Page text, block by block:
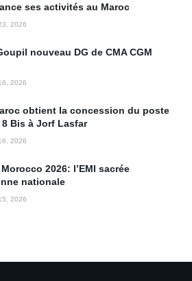
ses activités au Maroc
2026
nouveau DG de CMA CGM
2026
obtient la concession du poste
Bis à Jorf Lasfar
2026
2026: l’EMI sacrée
nationale
2026